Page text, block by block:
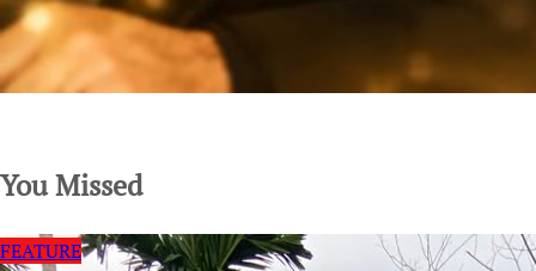
You Missed
FEATURE